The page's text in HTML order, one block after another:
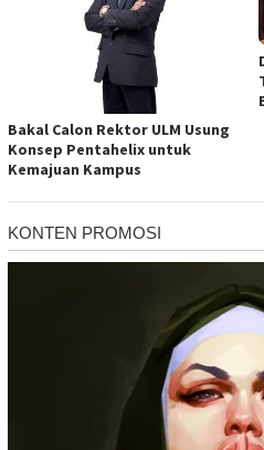
Bakal Calon Rektor ULM Usung
Konsep Pentahelix untuk
Kemajuan Kampus